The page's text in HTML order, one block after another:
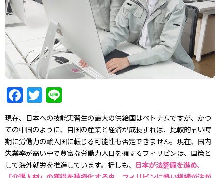
F
a
c
e
b
T
w
itt
er
n
e
現在、日本への技能実習生の最大の供給国はベトナムですが、かつ
ての中国のように、自国の産業と経済が成長すれば、比較的早い時
期に労働力の輸入国に転じる可能性も否定できません。現在、国内
失業率が高い中で豊富な労働力人口を擁するフィリピンは、国策と
して海外就労を推進しています。折しも、 日本が法整備を進め、